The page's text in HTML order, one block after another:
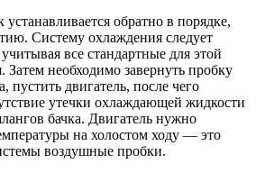
обратно в порядке,
Систему охлаждения следует
все стандартные для этой
Затем необходимо завернуть пробку
пустить двигатель, после чего
утечки охлаждающей жидкости
бачка. Двигатель нужно
на холостом ходу — это
воздушные пробки.